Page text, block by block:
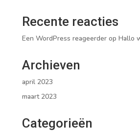
Recente reacties
Een WordPress reageerderop Hallo
Archieven
april 2023
maart 2023
Categorieën